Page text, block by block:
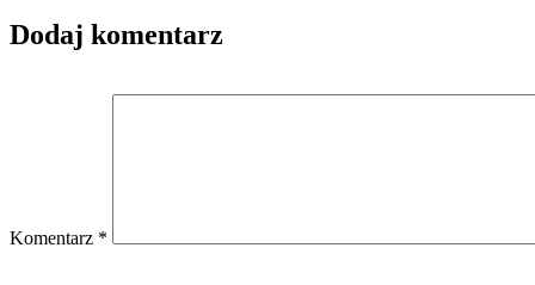
Dodaj komentarz
Komentarz *